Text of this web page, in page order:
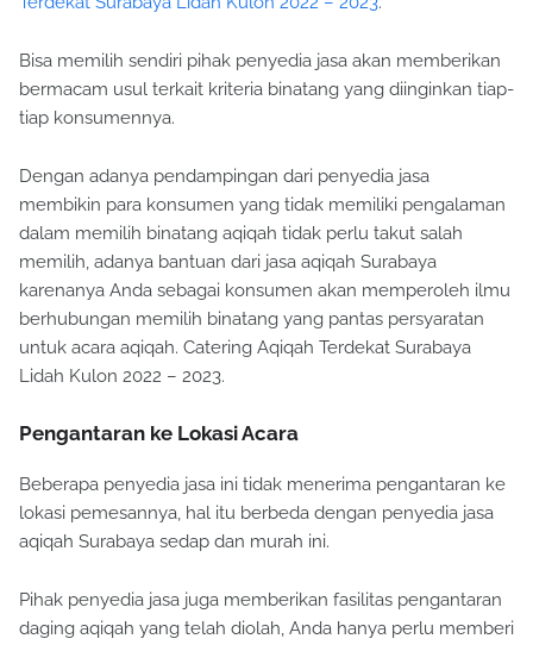
Bisa memilih sendiri pihak penyedia jasa akan memberikan
bermacam usul terkait kriteria binatang yang diinginkan tiap-
tiap konsumennya.
Dengan adanya pendampingan dari penyedia jasa
membikin para konsumen yang tidak memiliki pengalaman
dalam memilih binatang aqiqah tidak perlu takut salah
memilih, adanya bantuan dari jasa aqiqah Surabaya
karenanya Anda sebagai konsumen akan memperoleh ilmu
berhubungan memilih binatang yang pantas persyaratan
untuk acara aqiqah. Catering Aqiqah Terdekat Surabaya
Lidah Kulon 2022 – 2023.
Pengantaran ke Lokasi Acara
Beberapa penyedia jasa ini tidak menerima pengantaran ke
lokasi pemesannya, hal itu berbeda dengan penyedia jasa
aqiqah Surabaya sedap dan murah ini.
Pihak penyedia jasa juga memberikan fasilitas pengantaran
daging aqiqah yang telah diolah, Anda hanya perlu memberi